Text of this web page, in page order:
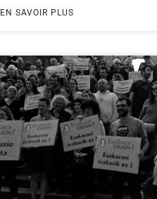
EN SAVOIR PLUS